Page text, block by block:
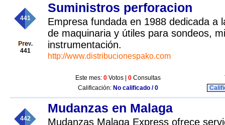
441
441
Suministros perforacion
Empresa fundada en 1988 dedicada a
de maquinaria y útiles para sondeos,
instrumentación.
http://www.distribucionespako.com
Este mes: 0 Votos | 0 Consultas
Calificación: No calificado / 0
442
Mudanzas en Malaga
Mudanzas Malaga Express ofrece